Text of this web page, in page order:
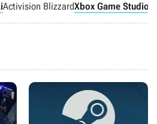
Activision BlizzardXbox Game